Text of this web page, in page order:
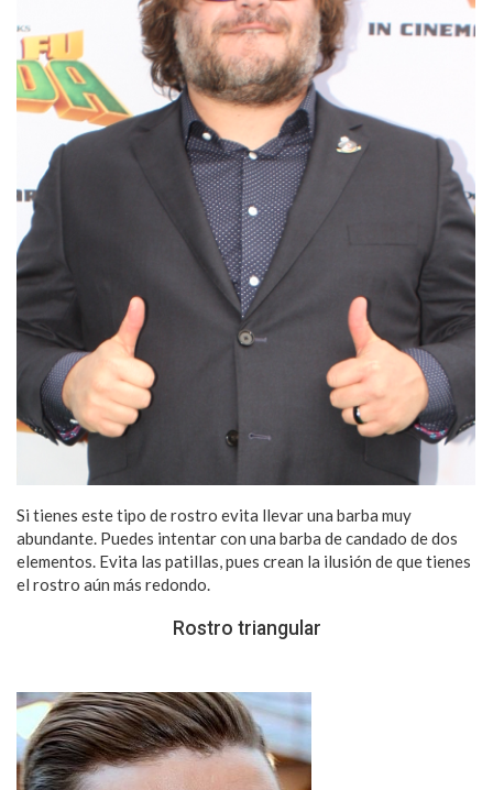
Si tienes este tipo de rostro evita llevar una barba muy
abundante. Puedes intentar con una barba de candado de dos
elementos. Evita las patillas, pues crean la ilusión de que tienes
el rostro aún más redondo.
Rostro triangular